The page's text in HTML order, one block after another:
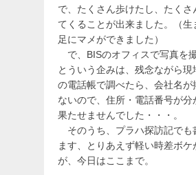
で、たくさん歩けたし、たくさ
てくることが出来ました。（生
足にマメができました）
で、BISのオフィスで写真を
とういう企みは、残念ながら現
の電話帳で調べたら、会社名が
ないので、住所・電話番号が分
果たせませんでした・・・。
そのうち、プラハ探訪記でも
ます、とりあえず軽い時差ボケ
が、今日はここまで。